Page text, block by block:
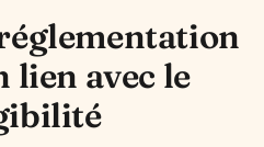
lien avec le